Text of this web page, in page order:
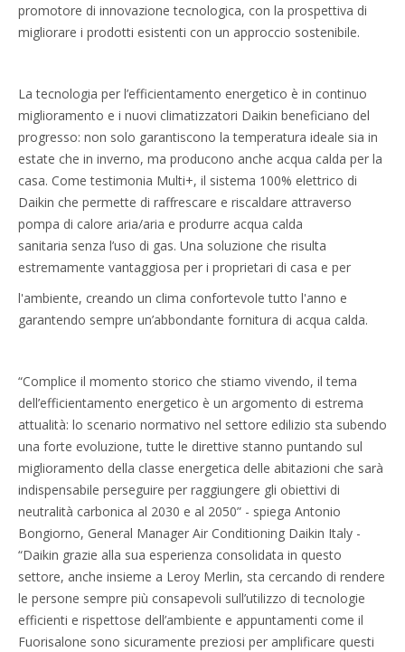
promotore di innovazione tecnologica, con la prospettiva di
migliorare i prodotti esistenti con un approccio sostenibile.
La tecnologia per l’efficientamento energetico è in continuo
miglioramento e i nuovi climatizzatori Daikin beneficiano del
progresso: non solo garantiscono la temperatura ideale sia in
estate che in inverno, ma producono anche acqua calda per la
casa. Come testimonia Multi+, il sistema 100% elettrico di
Daikin che permette di raffrescare e riscaldare attraverso
pompa di calore aria/aria e produrre acqua calda
sanitaria senza l’uso di gas. Una soluzione che risulta
estremamente vantaggiosa per i proprietari di casa e per
l'ambiente, creando un clima confortevole tutto l'anno e
garantendo sempre un’abbondante fornitura di acqua calda.
“Complice il momento storico che stiamo vivendo, il tema
dell’efficientamento energetico è un argomento di estrema
attualità: lo scenario normativo nel settore edilizio sta subendo
una forte evoluzione, tutte le direttive stanno puntando sul
miglioramento della classe energetica delle abitazioni che sarà
indispensabile perseguire per raggiungere gli obiettivi di
neutralità carbonica al 2030 e al 2050” - spiega Antonio
Bongiorno, General Manager Air Conditioning Daikin Italy -
“Daikin grazie alla sua esperienza consolidata in questo
settore, anche insieme a Leroy Merlin, sta cercando di rendere
le persone sempre più consapevoli sull’utilizzo di tecnologie
efficienti e rispettose dell’ambiente e appuntamenti come il
Fuorisalone sono sicuramente preziosi per amplificare questi